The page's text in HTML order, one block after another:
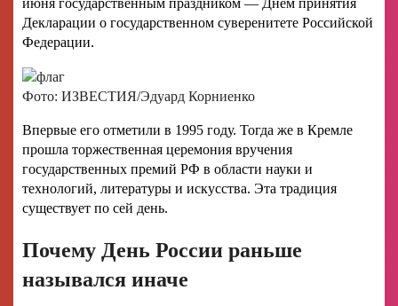
июня государственным праздником — Днем принятия
Декларации о государственном суверенитете Российской
Федерации.
Фото: ИЗВЕСТИЯ/Эдуард Корниенко
Впервые его отметили в 1995 году. Тогда же в Кремле
прошла торжественная церемония вручения
государственных премий РФ в области науки и
технологий, литературы и искусства. Эта традиция
существует по сей день.
Почему День России раньше
назывался иначе